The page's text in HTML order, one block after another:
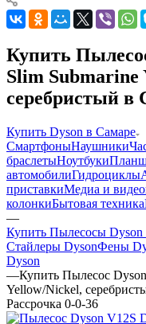
Купить
Slim Submarine
серебристый в
Купить Dyson в Самаре
СмартфоныНаушники
браслетыНоутбуки
автомобилиГидроциклы
приставкиМедиа и
колонкиБытовая техника
—
Купить Пылесосы Dyson
Стайлеры DysonФены
Dyson
—Купить Пылесос
Yellow/Nickel,
Рассрочка 0-0-36